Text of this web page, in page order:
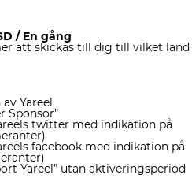
/ En gång
att skickas till dig till vilket land
Yareel
Sponsor”
twitter med indikation på
facebook med indikation på
Yareel” utan aktiveringsperiod